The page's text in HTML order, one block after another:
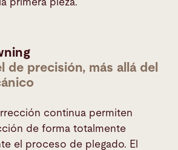
primera pieza.
de precisión, más allá del
continua permiten
de forma totalmente
el proceso de plegado. El